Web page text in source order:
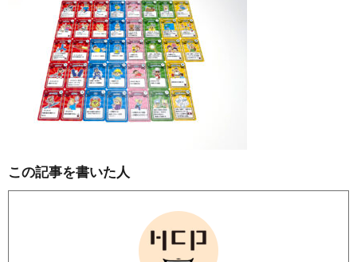
この記事を書いた人